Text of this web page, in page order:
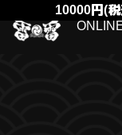
10000円(